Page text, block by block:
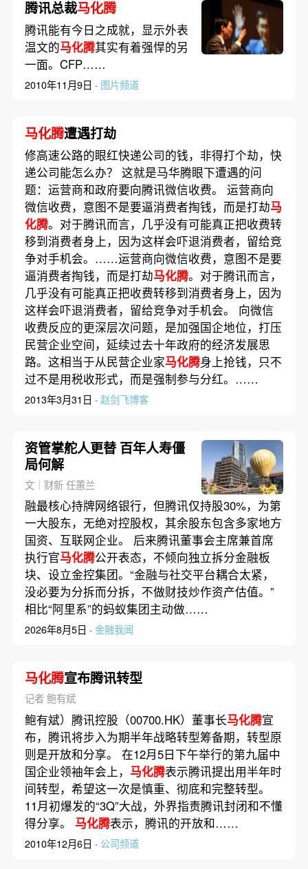
腾讯总裁马化腾
腾讯能有今日之成就，显示外表
温文的马化腾其实有着强悍的另
一面。CFP……
2010年11月9日 · 图片频道
马化腾遭遇打劫
修高速公路的眼红快递公司的钱，非得打个劫，快
递公司能怎么办？ 这就是马华腾眼下遭遇的问
题：运营商和政府要向腾讯微信收费。 运营商向
微信收费，意图不是要逼消费者掏钱，而是打劫马
化腾。对于腾讯而言，几乎没有可能真正把收费转
移到消费者身上，因为这样会吓退消费者，留给竞
争对手机会。……运营商向微信收费，意图不是要
逼消费者掏钱，而是打劫马化腾。对于腾讯而言，
几乎没有可能真正把收费转移到消费者身上，因为
这样会吓退消费者，留给竞争对手机会。 向微信
收费反应的更深层次问题，是加强国企地位，打压
民营企业空间，延续过去十年政府的经济发展思
路。这相当于从民营企业家马化腾身上抢钱，只不
过不是用税收形式，而是强制参与分红。……
2013年3月31日 · 赵剑飞博客
资管掌舵人更替 百年人寿僵
局何解
文｜财新 任蕙兰
融最核心持牌网络银行，但腾讯仅持股30%，为第
一大股东，无绝对控股权，其余股东包含多家地方
国资、互联网企业。 后来腾讯‌董事会主席兼首席
执行官马化腾公开表态，不倾向独立拆分金融板
块、设立金控集团。“金融与社交平台耦合太紧，
没必要为分拆而分拆，不做财技炒作资产估值。”
相比“阿里系”的蚂蚁集团主动做……
2026年8月5日 · 金融我闻
马化腾宣布腾讯转型
记者 鲍有斌
鲍有斌）腾讯控股（00700.HK）董事长马化腾宣
布，腾讯将步入为期半年战略转型筹备期，转型原
则是开放和分享。 在12月5日下午举行的第九届中
国企业领袖年会上， 马化腾表示腾讯提出用半年时
间转型，希望这一次是慎重、彻底和完整转型。
11月初爆发的“3Q”大战，外界指责腾讯封闭和不懂
得分享。 马化腾表示，腾讯的开放和……
2010年12月6日 · 公司频道